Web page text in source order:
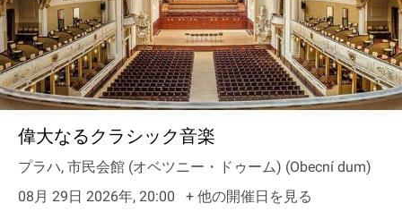
偉大なるクラシック音楽
プラハ, 市民会館 (オベツニー・ドゥーム) (Obecní dum)
08月 29日 2026年, 20:00
+ 他の開催日を見る